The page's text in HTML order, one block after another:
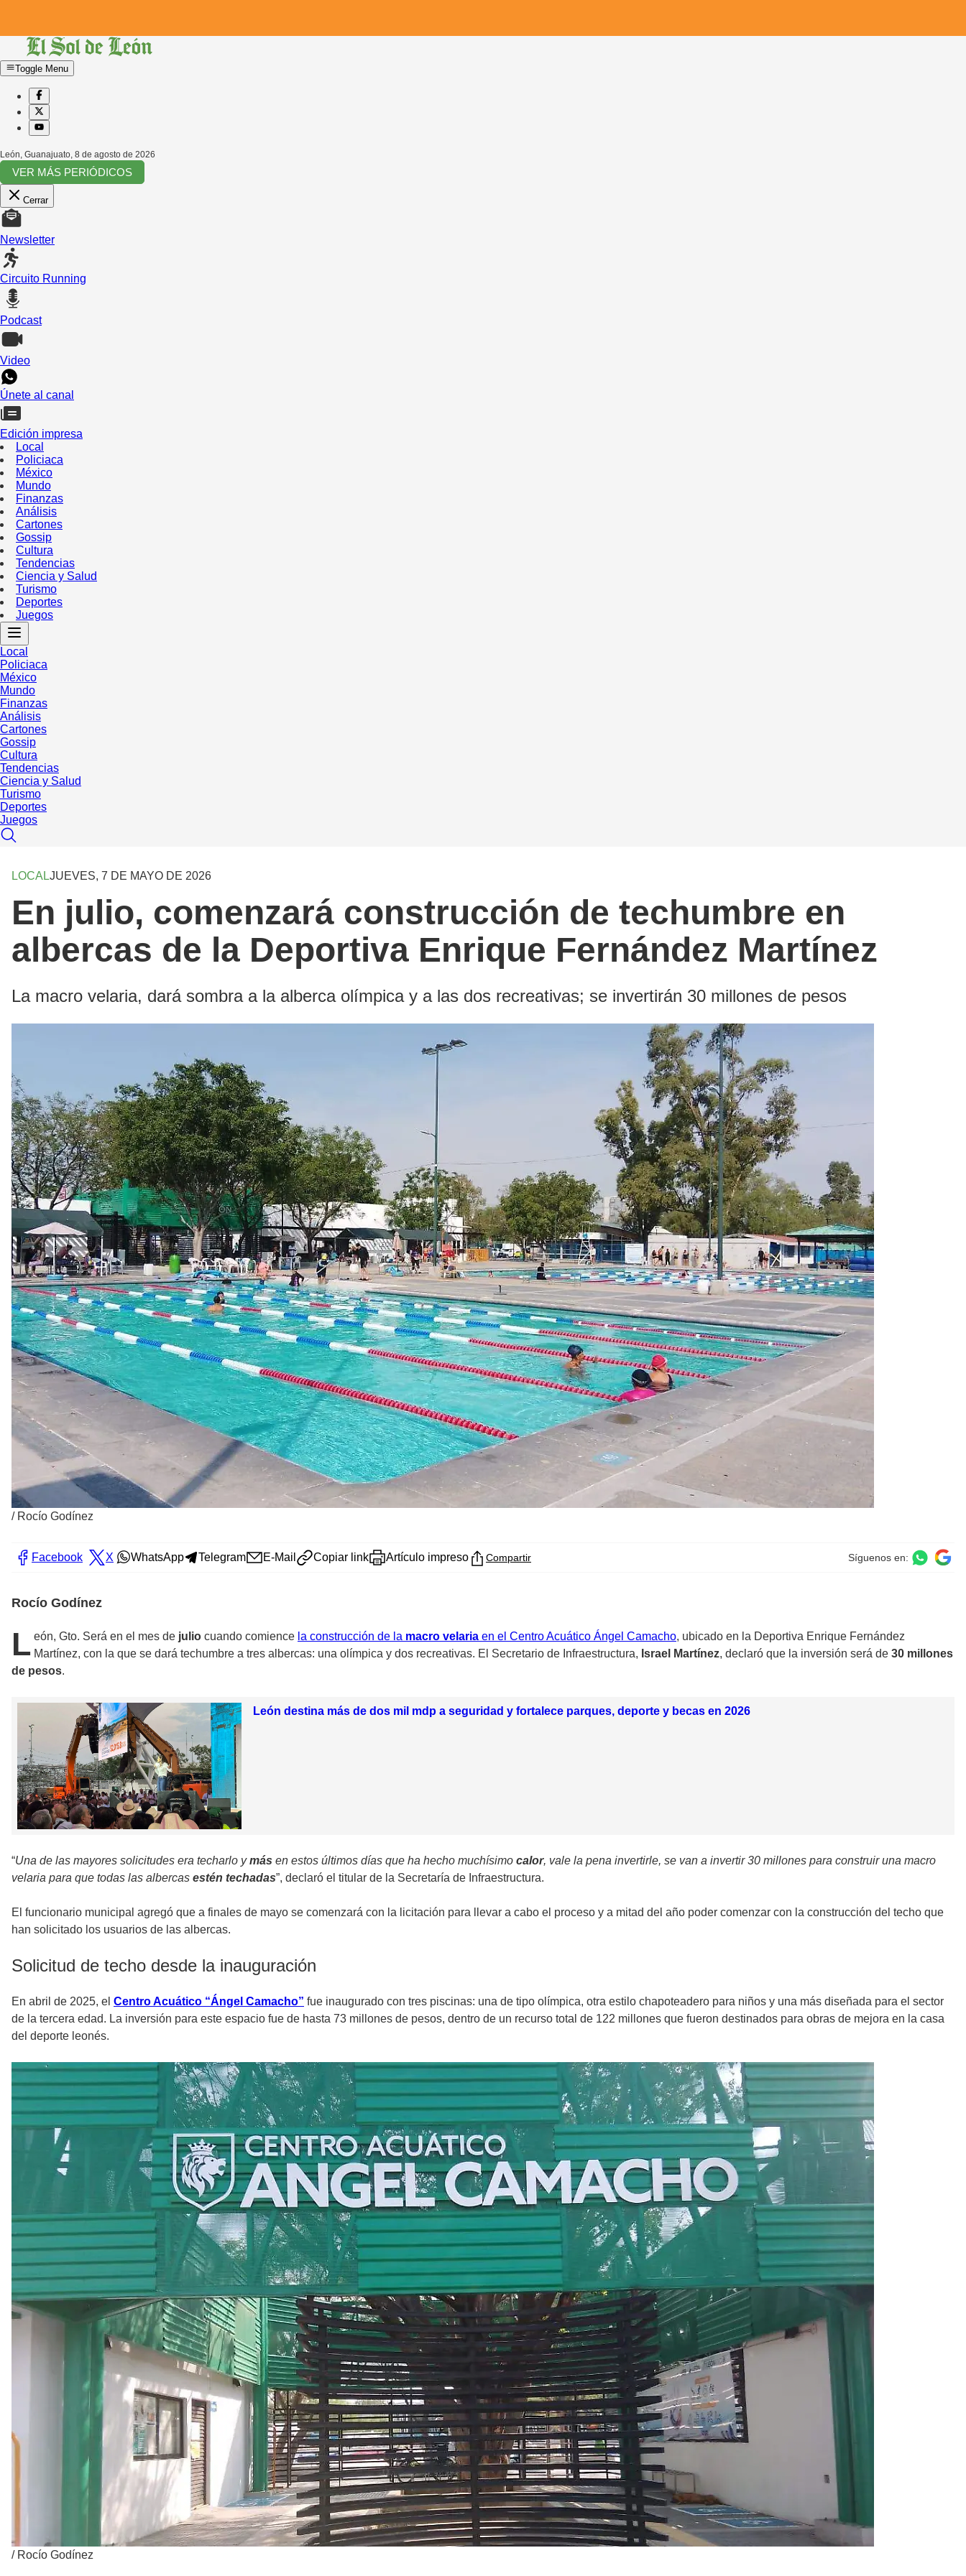
Toggle Menu
León, Guanajuato, 8 de agosto de 2026
VER MÁS PERIÓDICOS
Cerrar
Newsletter
Circuito Running
Podcast
Video
Únete al canal
Edición impresa
Local
Policiaca
México
Mundo
Finanzas
Análisis
Cartones
Gossip
Cultura
Tendencias
Ciencia y Salud
Turismo
Deportes
Juegos
Local
Policiaca
México
Mundo
Finanzas
Análisis
Cartones
Gossip
Cultura
Tendencias
Ciencia y Salud
Turismo
Deportes
Juegos
LOCALJUEVES, 7 DE MAYO DE 2026
En julio, comenzará construcción de techumbre en
albercas de la Deportiva Enrique Fernández Martínez
La macro velaria, dará sombra a la alberca olímpica y a las dos recreativas; se invertirán 30 millones de pesos
/ Rocío Godínez
Facebook X WhatsApp Telegram E-Mail Copiar link Artículo impreso Compartir Síguenos en:
Rocío Godínez
L eón, Gto. Será en el mes de julio cuando comience la construcción de la macro velaria en el Centro Acuático Ángel Camacho, ubicado en la Deportiva Enrique Fernández
Martínez, con la que se dará techumbre a tres albercas: una olímpica y dos recreativas. El Secretario de Infraestructura, Israel Martínez, declaró que la inversión será de 30 millones
de pesos.
León destina más de dos mil mdp a seguridad y fortalece parques, deporte y becas en 2026
“Una de las mayores solicitudes era techarlo ymás en estos últimos días que ha hecho muchísimo calor, vale la pena invertirle, se van a invertir 30 millones para construir una macro
velaria para que todas las albercas estén techadas”, declaró el titular de la Secretaría de Infraestructura.
El funcionario municipal agregó que a finales de mayo se comenzará con la licitación para llevar a cabo el proceso y a mitad del año poder comenzar con la construcción del techo que
han solicitado los usuarios de las albercas.
Solicitud de techo desde la inauguración
En abril de 2025, el Centro Acuático “Ángel Camacho” fue inaugurado con tres piscinas: una de tipo olímpica, otra estilo chapoteadero para niños y una más diseñada para el sector
de la tercera edad. La inversión para este espacio fue de hasta 73 millones de pesos, dentro de un recurso total de 122 millones que fueron destinados para obras de mejora en la casa
del deporte leonés.
/ Rocío Godínez